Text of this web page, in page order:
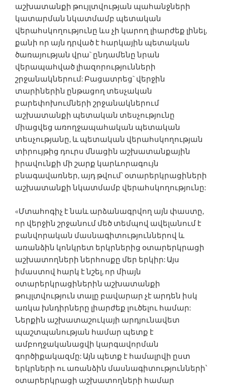
աշխատանքի թույլտվության պահանջների
կատարման նկատմամբ պետական
վերահսկողությունը ևս չի կարող լիարժեք լինել,
քանի որ այն դրված է հարկային պետական
ծառայության վրա` ընդամենը նրան
վերապահված լիազորությունների
շրջանակներում: Բացատրեց` վերջին
տարիներին ընթացող տեսչական
բարեփոխում­ների շրջանակներում
աշխատանքի պետական տեսչությունը
միացվեց առողջապահական պետական
տեսչությանը, և պետական վերահսկողության
տիրույթից դուրս մնացին աշխատանքային
իրավունքի մի շարք կարևորագույն
բնագավառներ, այդ թվում՝ օտարերկրացիների
աշխատանքի նկատմամբ վերահսկողությունը:
«Մտահոգիչ է նաև արձանագրվող այն փաստը,
որ վերջին շրջանում մեծ տեմպով ավելանում է
բանվորական մասնագիտություններով և
առանձին կոնկրետ երկրներից օտարերկրացի
աշխատողների ներհոսքը մեր երկիր: Այս
իմաստով հարկ է նշել, որ միայն
օտարերկրացիներին աշխատանքի
թույլտվություն տալը բավարար չէ արդեն իսկ
առկա խնդիրները լիարժեք լուծելու համար:
Ներքին աշխատաշուկայի արդյունավետ
պաշտպանության համար պետք է
ամբողջականացվի կարգավորման
գործիքակազմը: Այն պետք է համալրվի ըստ
երկրների ու առանձին մասնագիտությունների՝
օտարերկրացի աշխատողների համար